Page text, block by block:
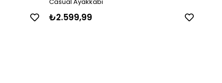
₺2.599,99